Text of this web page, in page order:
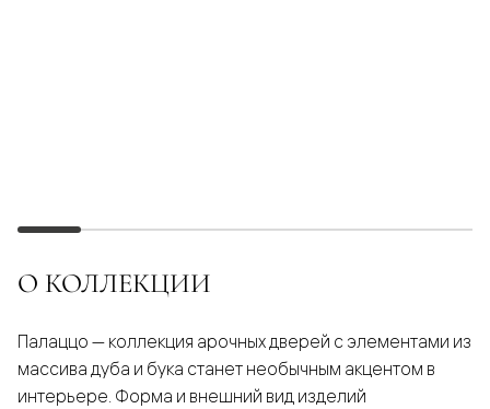
О КОЛЛЕКЦИИ
Палаццо — коллекция арочных дверей с элементами из
массива дуба и бука станет необычным акцентом в
интерьере. Форма и внешний вид изделий